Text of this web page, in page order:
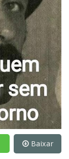
Baixar